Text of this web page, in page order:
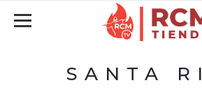
SANTA